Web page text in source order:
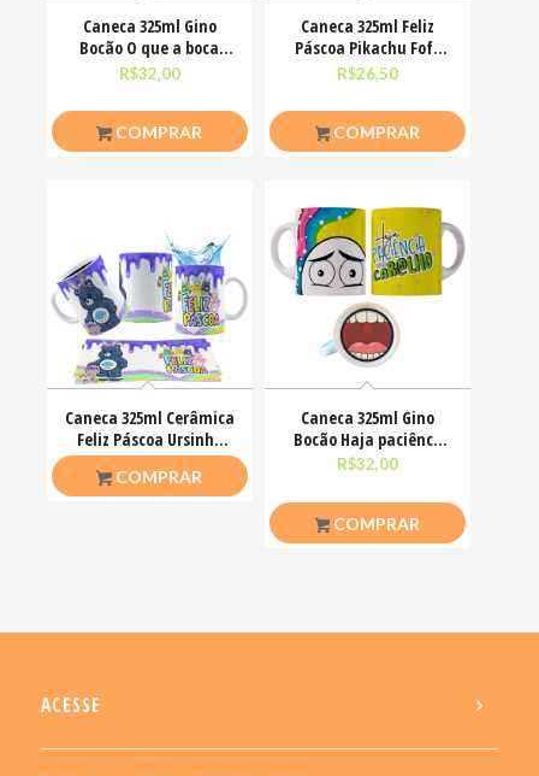
Caneca 325ml Gino
Bocão O que a boca
não fala, os olhos
R$32,00
COMPRAR
Caneca 325ml Feliz
Páscoa Pikachu Fofo
divertido
R$26,50
COMPRAR
Caneca 325ml Cerâmica
Feliz Páscoa Ursinho
Carinhosos
COMPRAR
Caneca 325ml Gino
Bocão Haja paciênca
nesse caralho Meme
R$32,00
COMPRAR
ACESSE